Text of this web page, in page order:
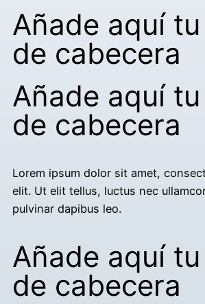
Añade aquí
de cabecera
Añade aquí
de cabecera
Lorem ipsum dolor sit amet,
elit. Ut elit tellus, luctus nec
pulvinar dapibus leo.
Añade aquí
de cabecera